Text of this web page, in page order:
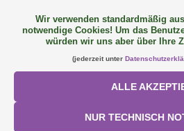
+49 (0) 9081 9025240
ALLE PRODUKTE
Wir verwenden standardmäßig
notwendige Cookies! Um das
würden wir uns aber über Ihre
(jederzeit unter
ALLE
NUR TECHNISCH